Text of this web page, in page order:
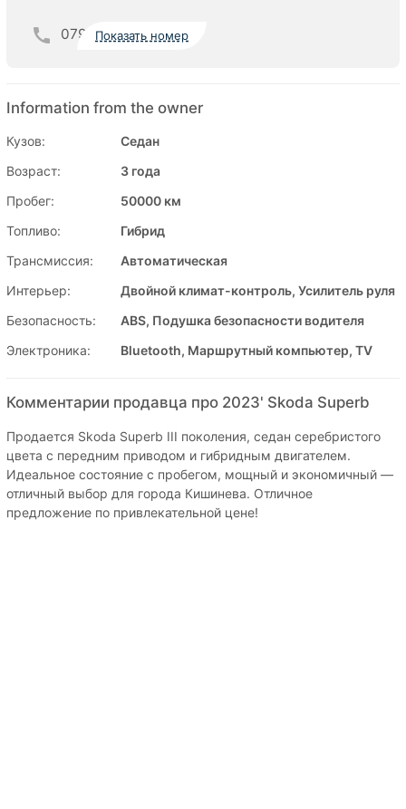
079 Показать номер
Information from the owner
Кузов:
Седан
Возраст:
3 года
Пробег:
50000 км
Топливо:
Гибрид
Трансмиссия:
Автоматическая
Интерьер:
Двойной климат-контроль, Усилитель руля
Безопасность:
ABS, Подушка безопасности водителя
Электроника:
Bluetooth, Маршрутный компьютер, TV
Комментарии продавца про 2023' Skoda Superb
Продается Skoda Superb III поколения, седан серебристого
цвета с передним приводом и гибридным двигателем.
Идеальное состояние с пробегом, мощный и экономичный —
отличный выбор для города Кишинева. Отличное
предложение по привлекательной цене!